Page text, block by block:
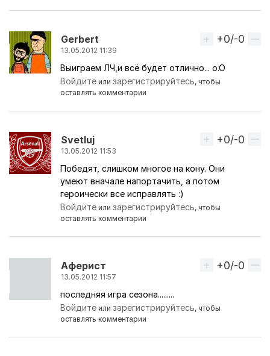
Gerbert
13.05.2012 11:39
Вверх
+0/-0
Выиграем ЛЧ,и всё будет отлично... о.О
Войдите илизарегистрируйтесь, чтобы
оставлять комментарии
Svetluj
13.05.2012 11:53
Вверх
+0/-0
Победят, слишком многое на кону. Они
умеют вначале напортачить, а потом
героически все исправлять :)
Войдите илизарегистрируйтесь, чтобы
оставлять комментарии
Аферист
13.05.2012 11:57
Вверх
+0/-0
последняя игра сезона.........
Войдите илизарегистрируйтесь, чтобы
оставлять комментарии